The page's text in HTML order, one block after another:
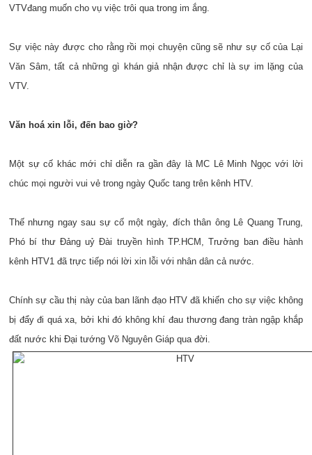
VTVđang muốn cho vụ việc trôi qua trong im ắng.
Sự việc này được cho rằng rồi mọi chuyện cũng sẽ như sự cố của Lại
Văn Sâm, tất cả những gì khán giả nhận được chỉ là sự im lặng của
VTV.
Văn hoá xin lỗi, đến bao giờ?
Một sự cố khác mới chỉ diễn ra gần đây là MC Lê Minh Ngọc với lời
chúc mọi người vui vẻ trong ngày Quốc tang trên kênh HTV.
Thế nhưng ngay sau sự cố một ngày, đích thân ông Lê Quang Trung,
Phó bí thư Đảng uỷ Đài truyền hình TP.HCM, Trưởng ban điều hành
kênh HTV1 đã trực tiếp nói lời xin lỗi với nhân dân cả nước.
Chính sự cầu thị này của ban lãnh đạo HTV đã khiến cho sự việc không
bị đẩy đi quá xa, bởi khi đó không khí đau thương đang tràn ngập khắp
đất nước khi Đại tướng Võ Nguyên Giáp qua đời.